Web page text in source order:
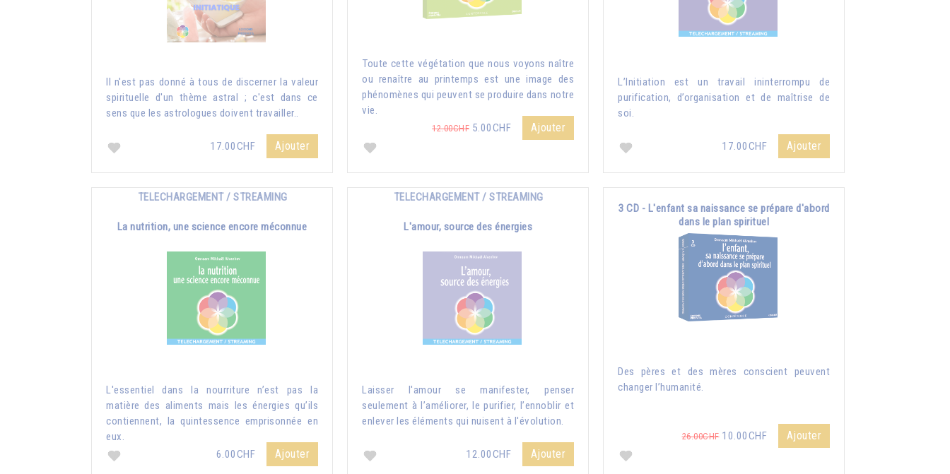
Il n'est pas donné à tous de discerner la valeur
spirituelle d'un thème astral ; c'est dans ce
sens que les astrologues doivent travailler..
17.00CHF Ajouter
Toute cette végétation que nous voyons naître
ou renaître au printemps est une image des
phénomènes qui peuvent se produire dans notre
vie.
12.00CHF 5.00CHF Ajouter
L’Initiation est un travail ininterrompu de
purification, d’organisation et de maîtrise de
soi.
17.00CHF Ajouter
TELECHARGEMENT / STREAMING
La nutrition, une science encore méconnue
L'essentiel dans la nourriture n’est pas la
matière des aliments mais les énergies qu’ils
contiennent, la quintessence emprisonnée en
eux.
6.00CHF
Ajouter
TELECHARGEMENT / STREAMING
L'amour, source des énergies
Laisser l'amour se manifester, penser
seulement à l’améliorer, le purifier, l’ennoblir et
enlever les éléments qui nuisent à l'évolution.
12.00CHF Ajouter
3 CD - L'enfant sa naissance se prépare d'abord
dans le plan spirituel
Des pères et des mères conscient peuvent
changer l’humanité.
26.00CHF10.00CHF Ajouter